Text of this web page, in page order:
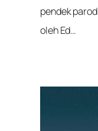
pendek
oleh Ed…